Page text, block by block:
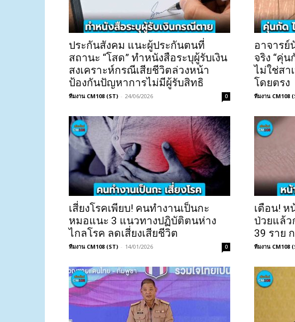
ประกันสังคม แนะผู้ประกันตนที่
สถานะ “โสด” ทำหนังสือระบุผู้รับเงิน
สงเคราะห์กรณีเสียชีวิตล่วงหน้า
ป้องกันปัญหาการไม่มีผู้รับสิทธิ
ทีมงาน CM108 (ST) - 24/06/2026 0
อาจารย์
จริง “คุ่
ไม่ใช่สา
โดยตรง
ทีมงาน CM108
เสี่ยงโรคเพียบ! คนทำงานเป็นกะ
หมอแนะ 3 แนวทางปฏิบัติตนห่าง
ไกลโรค ลดเสี่ยงเสียชีวิต
ทีมงาน CM108 (ST) - 14/01/2026 0
เตือน! ห
ป่วยแล้ว
39 ราย
ทีมงาน CM108